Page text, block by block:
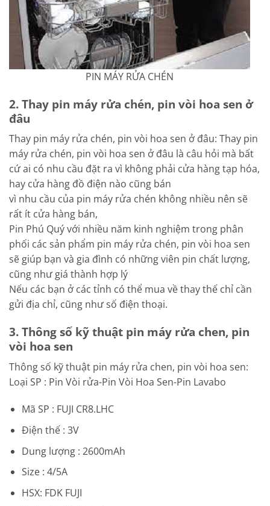
PIN MÁY RỬA CHÉN
2. Thay pin máy rửa chén, pin vòi hoa sen ở
đâu
Thay pin máy rửa chén, pin vòi hoa sen ở đâu: Thay pin
máy rửa chén, pin vòi hoa sen ở đâu là câu hỏi mà bất
cứ ai có nhu cầu đặt ra vì không phải cửa hàng tạp hóa,
hay cửa hàng đồ điện nào cũng bán
vì nhu cầu của pin máy rửa chén không nhiều nên sẽ
rất ít cửa hàng bán,
Pin Phú Quý với nhiều năm kinh nghiệm trong phân
phối các sản phẩm pin máy rửa chén, pin vòi hoa sen
sẽ giúp bạn và gia đình có những viên pin chất lượng,
cũng như giá thành hợp lý
Nếu các bạn ở các tỉnh có thể mua về thay thế chỉ cần
gửi địa chỉ, cũng như số điện thoại.
3. Thông số kỹ thuật pin máy rửa chen, pin
vòi hoa sen
Thông số kỹ thuật pin máy rửa chen, pin vòi hoa sen:
Loại SP : Pin Vòi rửa-Pin Vòi Hoa Sen-Pin Lavabo
Mã SP : FUJI CR8.LHC
Điện thế : 3V
Dung lượng : 2600mAh
Size : 4/5A
HSX: FDK FUJI